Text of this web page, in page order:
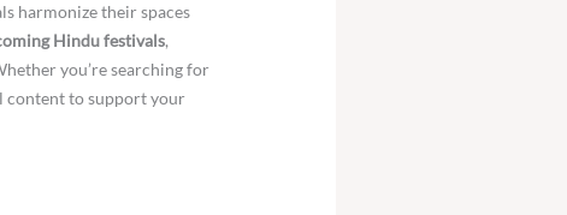
harmonize their spaces
Hindu festivals,
you’re searching for
content to support your